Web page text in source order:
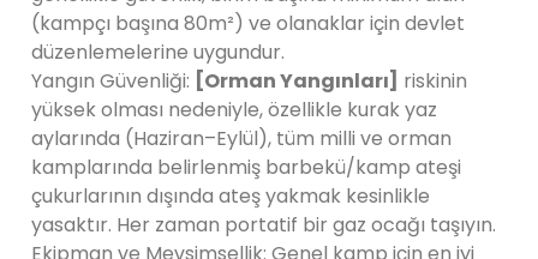
(kampçı başına 80m²) ve olanaklar için devlet
düzenlemelerine uygundur.
Yangın Güvenliği: [Orman Yangınları] riskinin
yüksek olması nedeniyle, özellikle kurak yaz
aylarında (Haziran–Eylül), tüm milli ve orman
kamplarında belirlenmiş barbekü/kamp ateşi
çukurlarının dışında ateş yakmak kesinlikle
yasaktır. Her zaman portatif bir gaz ocağı taşıyın.
Ekipman ve Mevsimsellik: Genel kamp için en iyi